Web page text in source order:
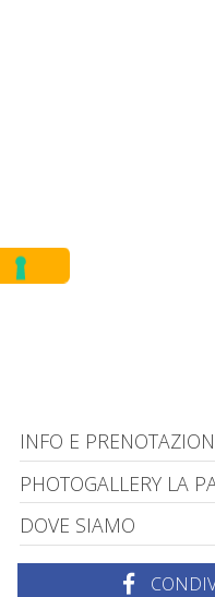
INFO E
PHOTOGALLERY LA
DOVE SIAMO